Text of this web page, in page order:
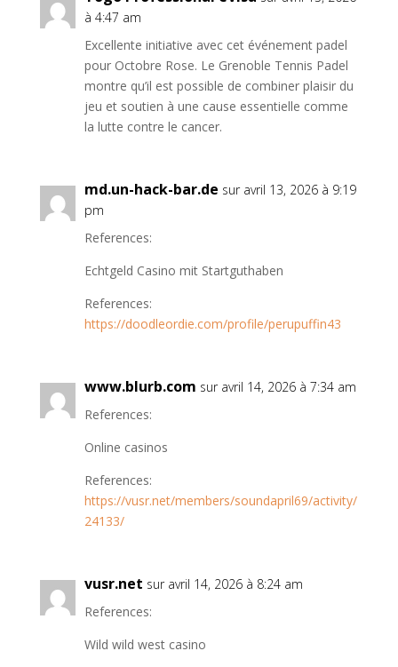
à 4:47 am
Excellente initiative avec cet événement padel
pour Octobre Rose. Le Grenoble Tennis Padel
montre qu’il est possible de combiner plaisir du
jeu et soutien à une cause essentielle comme
la lutte contre le cancer.
md.un-hack-bar.de sur avril 13, 2026 à 9:19
pm
References:
Echtgeld Casino mit Startguthaben
References:
https://doodleordie.com/profile/perupuffin43
www.blurb.com sur avril 14, 2026 à 7:34 am
References:
Online casinos
References:
https://vusr.net/members/soundapril69/activity/
24133/
vusr.net sur avril 14, 2026 à 8:24 am
References:
Wild wild west casino